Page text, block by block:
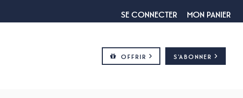
SE CONNECTER MON PANIER
OFFRIR S'ABONNER